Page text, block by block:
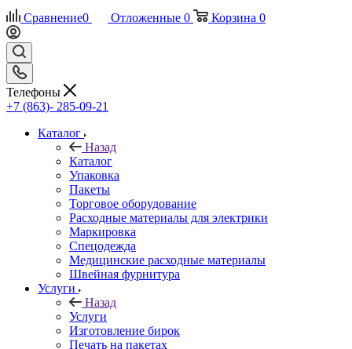
Сравнение0 Отложенные 0 Корзина 0
Телефоны
+7 (863)- 285-09-21
Каталог
Назад
Каталог
Упаковка
Пакеты
Торговое оборудование
Расходные материалы для электрики
Маркировка
Спецодежда
Медицинские расходные материалы
Швейная фурнитура
Услуги
Назад
Услуги
Изготовление бирок
Печать на пакетах